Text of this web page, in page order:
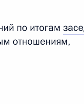
по итогам
отношениям,